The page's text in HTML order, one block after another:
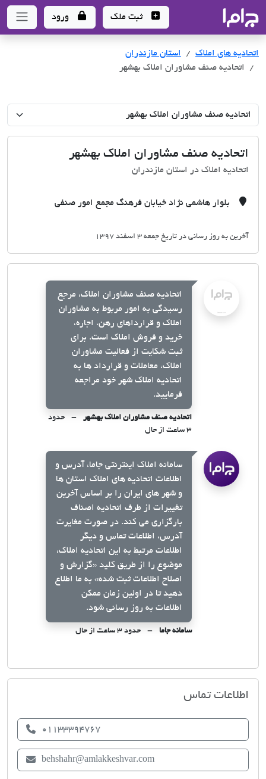
- سامانه جامع املاک و مشاورین املاک
ثبت ملک ورود
اتحادیه های املاک اتحادیه های املاک
استان مازندران
اتحادیه صنف مشاوران املاک بهشهر
اتحادیه صنف مشاوران املاک بهشهر
اتحادیه املاک در استان مازندران
بلوار هاشمی نژاد خیابان فرهنگ مجمع امور صنفی
آخرین به روز رسانی در تاریخ جمعه 3 اسفند 1397
اتحادیه صنف مشاوران املاک، مرجع
رسیدگی به امور مربوط به مشاوران
املاک و قرارداهای رهن، اجاره،
خرید و فروش املاک است. برای
ثبت شکایت از فعالیت مشاوران
املاک، معاملات و قرارداد ها به
اتحادیه املاک شهر خود مراجعه
فرمایید.
اتحادیه صنف مشاوران املاک بهشهر
حدود
۳ ساعت از حال
سامانه املاک اینترنتی جاما، آدرس و
اطلاعات اتحادیه های املاک استان ها
و شهر های ایران را بر اساس آخرین
تغییرات از طرف اتحادیه اصناف
بارگزاری می کند. در صورت مغایرت
آدرس، اطلاعات تماس و دیگر
اطلاعات مرتبط به این اتحادیه املاک،
موضوع را از طریق کلید «گزارش و
اصلاح اطلاعات ثبت شده» به ما اطلاع
دهید تا در اولین زمان ممکن
اطلاعات به روز رسانی شود.
سامانه جاما حدود ۳ ساعت از حال
اطلاعات تماس
01133394767
behshahr@amlakkeshvar.com